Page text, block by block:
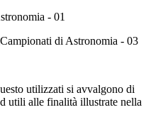
utilizzati si avvalgono di
utili alle finalità illustrate nella